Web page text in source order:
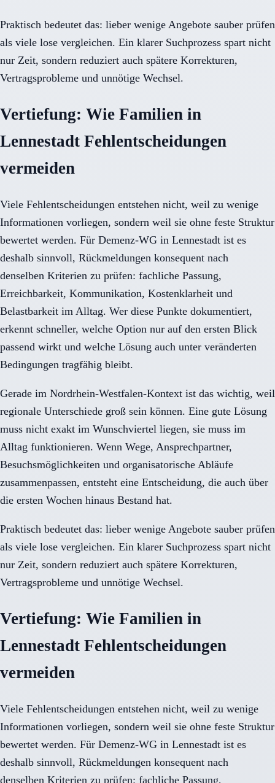
Praktisch bedeutet das: lieber wenige Angebote sauber prüfen
als viele lose vergleichen. Ein klarer Suchprozess spart nicht
nur Zeit, sondern reduziert auch spätere Korrekturen,
Vertragsprobleme und unnötige Wechsel.
Vertiefung: Wie Familien in
Lennestadt Fehlentscheidungen
vermeiden
Viele Fehlentscheidungen entstehen nicht, weil zu wenige
Informationen vorliegen, sondern weil sie ohne feste Struktur
bewertet werden. Für Demenz-WG in Lennestadt ist es
deshalb sinnvoll, Rückmeldungen konsequent nach
denselben Kriterien zu prüfen: fachliche Passung,
Erreichbarkeit, Kommunikation, Kostenklarheit und
Belastbarkeit im Alltag. Wer diese Punkte dokumentiert,
erkennt schneller, welche Option nur auf den ersten Blick
passend wirkt und welche Lösung auch unter veränderten
Bedingungen tragfähig bleibt.
Gerade im Nordrhein-Westfalen-Kontext ist das wichtig, weil
regionale Unterschiede groß sein können. Eine gute Lösung
muss nicht exakt im Wunschviertel liegen, sie muss im
Alltag funktionieren. Wenn Wege, Ansprechpartner,
Besuchsmöglichkeiten und organisatorische Abläufe
zusammenpassen, entsteht eine Entscheidung, die auch über
die ersten Wochen hinaus Bestand hat.
Praktisch bedeutet das: lieber wenige Angebote sauber prüfen
als viele lose vergleichen. Ein klarer Suchprozess spart nicht
nur Zeit, sondern reduziert auch spätere Korrekturen,
Vertragsprobleme und unnötige Wechsel.
Vertiefung: Wie Familien in
Lennestadt Fehlentscheidungen
vermeiden
Viele Fehlentscheidungen entstehen nicht, weil zu wenige
Informationen vorliegen, sondern weil sie ohne feste Struktur
bewertet werden. Für Demenz-WG in Lennestadt ist es
deshalb sinnvoll, Rückmeldungen konsequent nach
denselben Kriterien zu prüfen: fachliche Passung,